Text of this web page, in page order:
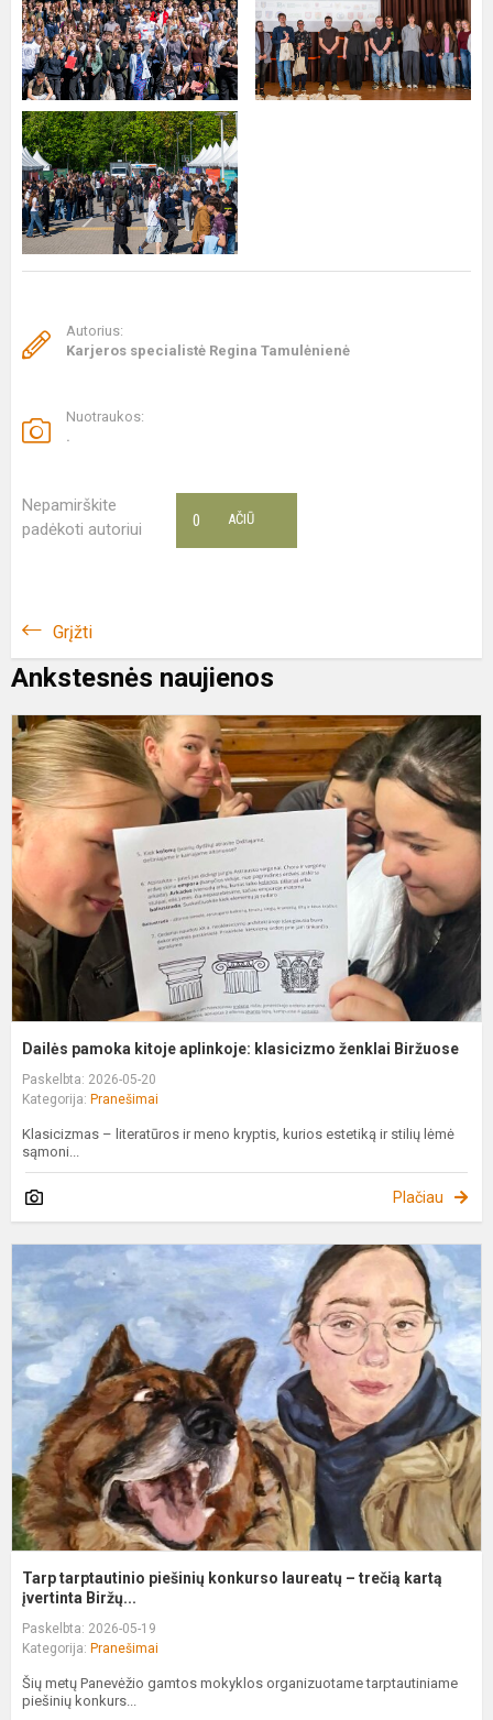
Autorius:
Karjeros specialistė Regina Tamulėnienė
Nuotraukos:
.
Nepamirškite
padėkoti autoriui
AČIŪ
0
Grįžti
Ankstesnės naujienos
Dailės pamoka kitoje aplinkoje: klasicizmo ženklai Biržuose
Paskelbta: 2026-05-20
Kategorija: Pranešimai
Klasicizmas – literatūros ir meno kryptis, kurios estetiką ir stilių lėmė
sąmoni...
Plačiau
Tarp tarptautinio piešinių konkurso laureatų – trečią kartą
įvertinta Biržų...
Paskelbta: 2026-05-19
Kategorija: Pranešimai
Šių metų Panevėžio gamtos mokyklos organizuotame tarptautiniame
piešinių konkurs...